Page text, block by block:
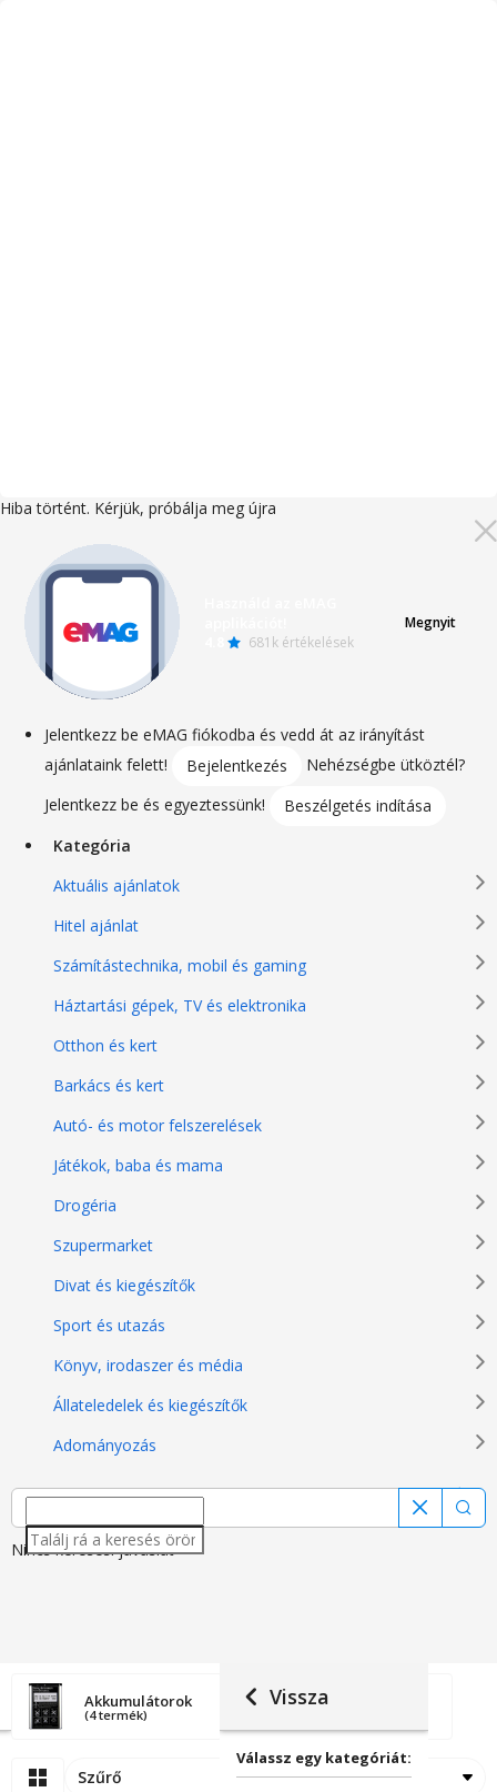
Hiba történt. Kérjük, próbálja meg újra
681k értékelések
Megnyit
Jelentkezz be eMAG fiókodba és vedd át az irányítást
ajánlataink felett!
Bejelentkezés
Nehézségbe ütköztél?
Jelentkezz be és egyeztessünk!
Beszélgetés indítása
Kategória
Aktuális ajánlatok
Hitel ajánlat
Számítástechnika, mobil és gaming
Háztartási gépek, TV és elektronika
Otthon és kert
Barkács és kert
Autó- és motor felszerelések
Játékok, baba és mama
Drogéria
Szupermarket
Divat és kiegészítők
Sport és utazás
Könyv, irodaszer és média
Állateledelek és kiegészítők
Adományozás
Nincs keresési javaslat
Vissza
Válassz egy kategóriát:
Akkumulátorok
(4 termék)
Töltők
Szűrő Rendezési